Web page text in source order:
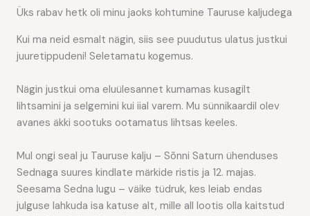
Üks rabav hetk oli minu jaoks kohtumine Tauruse kaljudega
Kui ma neid esmalt nägin, siis see puudutus ulatus justkui
juuretippudeni! Seletamatu kogemus.
Nägin justkui oma eluülesannet kumamas kusagilt
lihtsamini ja selgemini kui iial varem. Mu sünnikaardil olev
avanes äkki sootuks ootamatus lihtsas keeles.
Mul ongi seal ju Tauruse kalju – Sõnni Saturn ühenduses
Sednaga suures kindlate märkide ristis ja 12. majas.
Seesama Sedna lugu – väike tüdruk, kes leiab endas
julguse lahkuda isa katuse alt, mille all lootis olla kaitstud